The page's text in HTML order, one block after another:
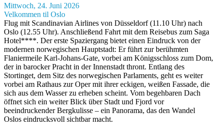
Mittwoch, 24. Juni 2026
Velkommen til Oslo
Flug mit Scandinavian Airlines von Düsseldorf (11.10 Uhr) nach
Oslo (12.55 Uhr). Anschließend Fahrt mit dem Reisebus zum Saga
Hotel****. Der erste Spaziergang bietet einen Eindruck von der
modernen norwegischen Hauptstadt: Er führt zur berühmten
Flaniermeile Karl-Johans-Gate, vorbei am Königsschloss zum Dom,
der in barocker Pracht in der Innenstadt thront. Entlang des
Stortinget, dem Sitz des norwegischen Parlaments, geht es weiter
vorbei am Rathaus zur Oper mit ihrer eckigen, weißen Fassade, die
sich aus dem Wasser zu erheben scheint. Vom begehbaren Dach
öffnet sich ein weiter Blick über Stadt und Fjord vor
beeindruckender Bergkulisse – ein Panorama, das den Wandel
Oslos eindrucksvoll sichtbar macht.